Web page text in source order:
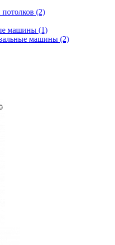
(2)
машины (1)
машины (2)